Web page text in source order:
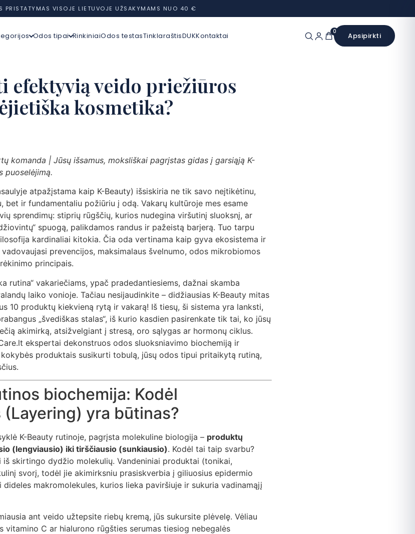
PRISTATYMAS VISOJE LIETUVOJE UŽSAKYMAMS NUO 40 €
Odos tipai RinkiniaiOdos testasTinklaraštisDUKKontaktai 0 Apsipirkti
efektyvią veido priežiūros
kosmetika?
komanda | Jūsų išsamus, moksliškai pagrįstas gidas į garsiąją K-
puoselėjimą.
atpažįstama kaip K-Beauty) išsiskiria ne tik savo neįtikėtinu,
bet ir fundamentaliu požiūriu į odą. Vakarų kultūroje mes esame
sprendimų: stiprių rūgščių, kurios nudegina viršutinį sluoksnį, ar
spuogą, palikdamos randus ir pažeistą barjerą. Tuo tarpu
kardinaliai kitokia. Čia oda vertinama kaip gyva ekosistema ir
prevencijos, maksimalaus švelnumo, odos mikrobiomos
principais.
rutina“ vakariečiams, ypač pradedantiesiems, dažnai skamba
laiko vonioje. Tačiau nesijaudinkite – didžiausias K-Beauty mitas
10 produktų kiekvieną rytą ir vakarą! Iš tiesų, ši sistema yra lanksti,
„švediškas stalas“, iš kurio kasdien pasirenkate tik tai, ko jūsų
akimirką, atsižvelgiant į stresą, oro sąlygas ar hormonų ciklus.
ekspertai dekonstruos odos sluoksniavimo biochemiją ir
produktais susikurti tobulą, jūsų odos tipui pritaikytą rutiną,
biochemija: Kodėl
yra būtinas?
K-Beauty rutinoje, pagrįsta molekuline biologija – produktų
(lengviausio) iki tirščiausio (sunkiausio). Kodėl tai taip svarbu?
skirtingo dydžio molekulių. Vandeniniai produktai (tonikai,
svorį, todėl jie akimirksniu prasiskverbia į giliuosius epidermio
dideles makromolekules, kurios lieka paviršiuje ir sukuria vadinamąjį
ant veido užtepsite riebų kremą, jūs sukursite plėvelę. Vėliau
vitamino C ar hialurono rūgšties serumas tiesiog nebegalės